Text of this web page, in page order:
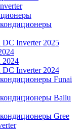
DC Inverter 2025
2024
DC Inverter 2024
Funai
Ballu
Gree